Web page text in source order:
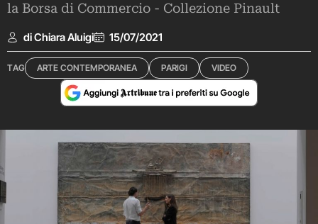
la Borsa di Commercio - Collezione Pinault
di Chiara Aluigi 15/07/2021
TAG ARTE CONTEMPORANEA PARIGI VIDEO